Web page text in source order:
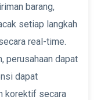
barang,
setiap langkah
real-time.
perusahaan dapat
dapat
korektif secara